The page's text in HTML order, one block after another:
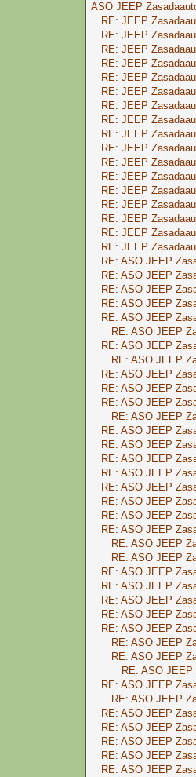
ASO JEEP
RE: JEEP
RE: JEEP
RE: JEEP
RE: JEEP
RE: JEEP
RE: JEEP
RE: JEEP
RE: JEEP
RE: JEEP
RE: JEEP
RE: JEEP
RE: JEEP
RE: JEEP
RE: JEEP
RE: JEEP
RE: JEEP
RE: JEEP
RE: ASO JEEP
RE: ASO JEEP
RE: ASO JEEP
RE: ASO JEEP
RE: ASO JEEP
RE: ASO JEEP
RE: ASO JEEP
RE: ASO JEEP
RE: ASO JEEP
RE: ASO JEEP
RE: ASO JEEP
RE: ASO JEEP
RE: ASO JEEP
RE: ASO JEEP
RE: ASO JEEP
RE: ASO JEEP
RE: ASO JEEP
RE: ASO JEEP
RE: ASO JEEP
RE: ASO JEEP
RE: ASO JEEP
RE: ASO JEEP
RE: ASO JEEP
RE: ASO JEEP
RE: ASO JEEP
RE: ASO JEEP
RE: ASO JEEP
RE: ASO JEEP
RE: ASO JEEP
RE: ASO
RE: ASO JEEP
RE: ASO JEEP
RE: ASO JEEP
RE: ASO JEEP
RE: ASO JEEP
RE: ASO JEEP
RE: ASO JEEP